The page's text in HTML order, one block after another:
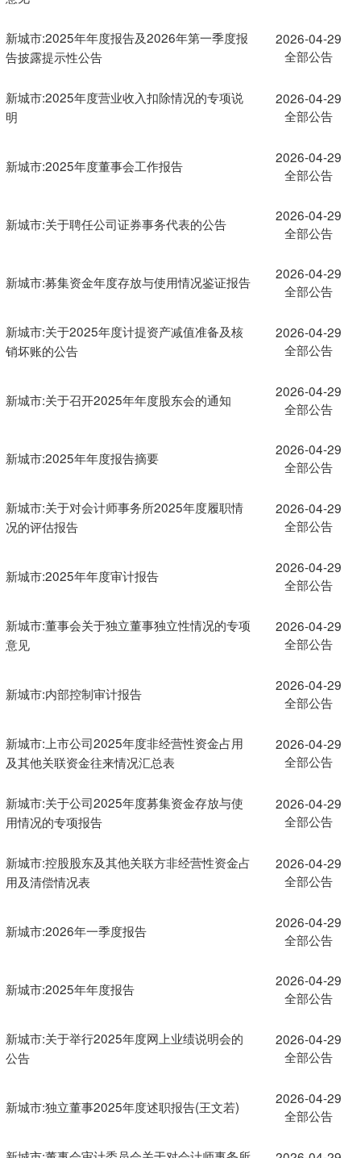
新城市:2025年年度报告及2026年第一季度报
告披露提示性公告
2026-04-29
全部公告
新城市:2025年度营业收入扣除情况的专项说
明
2026-04-29
全部公告
新城市:2025年度董事会工作报告
2026-04-29
全部公告
新城市:关于聘任公司证券事务代表的公告
2026-04-29
全部公告
新城市:募集资金年度存放与使用情况鉴证报告
2026-04-29
全部公告
新城市:关于2025年度计提资产减值准备及核
销坏账的公告
2026-04-29
全部公告
新城市:关于召开2025年年度股东会的通知
2026-04-29
全部公告
新城市:2025年年度报告摘要
2026-04-29
全部公告
新城市:关于对会计师事务所2025年度履职情
况的评估报告
2026-04-29
全部公告
新城市:2025年年度审计报告
2026-04-29
全部公告
新城市:董事会关于独立董事独立性情况的专项
意见
2026-04-29
全部公告
新城市:内部控制审计报告
2026-04-29
全部公告
新城市:上市公司2025年度非经营性资金占用
及其他关联资金往来情况汇总表
2026-04-29
全部公告
新城市:关于公司2025年度募集资金存放与使
用情况的专项报告
2026-04-29
全部公告
新城市:控股股东及其他关联方非经营性资金占
用及清偿情况表
2026-04-29
全部公告
新城市:2026年一季度报告
2026-04-29
全部公告
新城市:2025年年度报告
2026-04-29
全部公告
新城市:关于举行2025年度网上业绩说明会的
公告
2026-04-29
全部公告
新城市:独立董事2025年度述职报告(王文若)
2026-04-29
全部公告